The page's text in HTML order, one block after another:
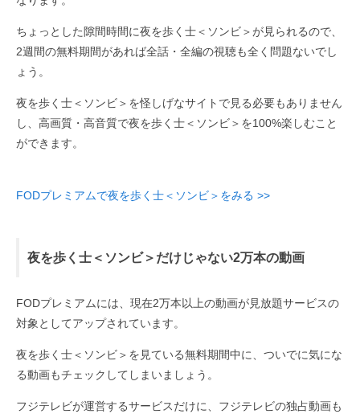
ちょっとした隙間時間に夜を歩く士＜ソンビ＞が見られるので、
2週間の無料期間があれば全話・全編の視聴も全く問題ないでし
ょう。
夜を歩く士＜ソンビ＞を怪しげなサイトで見る必要もありません
し、高画質・高音質で夜を歩く士＜ソンビ＞を100%楽しむこと
ができます。
FODプレミアムで夜を歩く士＜ソンビ＞をみる >>
夜を歩く士＜ソンビ＞だけじゃない2万本の動画
FODプレミアムには、現在2万本以上の動画が見放題サービスの
対象としてアップされています。
夜を歩く士＜ソンビ＞を見ている無料期間中に、ついでに気にな
る動画もチェックしてしまいましょう。
フジテレビが運営するサービスだけに、フジテレビの独占動画も